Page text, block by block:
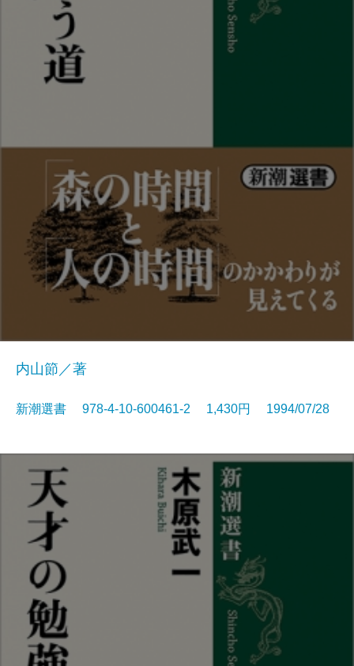
内山節／著
新潮選書 978-4-10-600461-2 1,430円 1994/07/28